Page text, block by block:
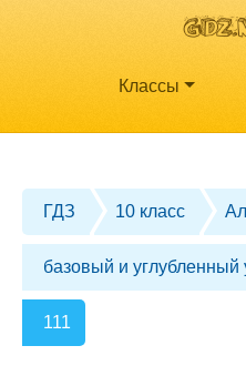
Классы
ГДЗ 10 класс
базовый и углубленный
111